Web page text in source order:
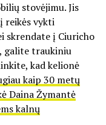
stovėjimu. Jis
reikės vykti
skrendate į Ciuricho
galite traukiniu
kad kelionė
kaip 30 metų
Daina Žymantė
kalnų